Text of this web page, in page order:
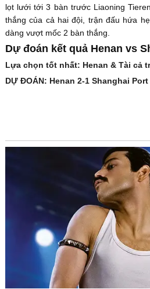
lọt lưới tới 3 bàn trước Liaoning
thắng của cả hai đội, trận đấu hứa
dàng vượt mốc 2 bàn thắng.
Dự đoán kết quả Henan vs
Lựa chọn tốt nhất: Henan & Tài cả
DỰ ĐOÁN: Henan 2-1 Shanghai Port